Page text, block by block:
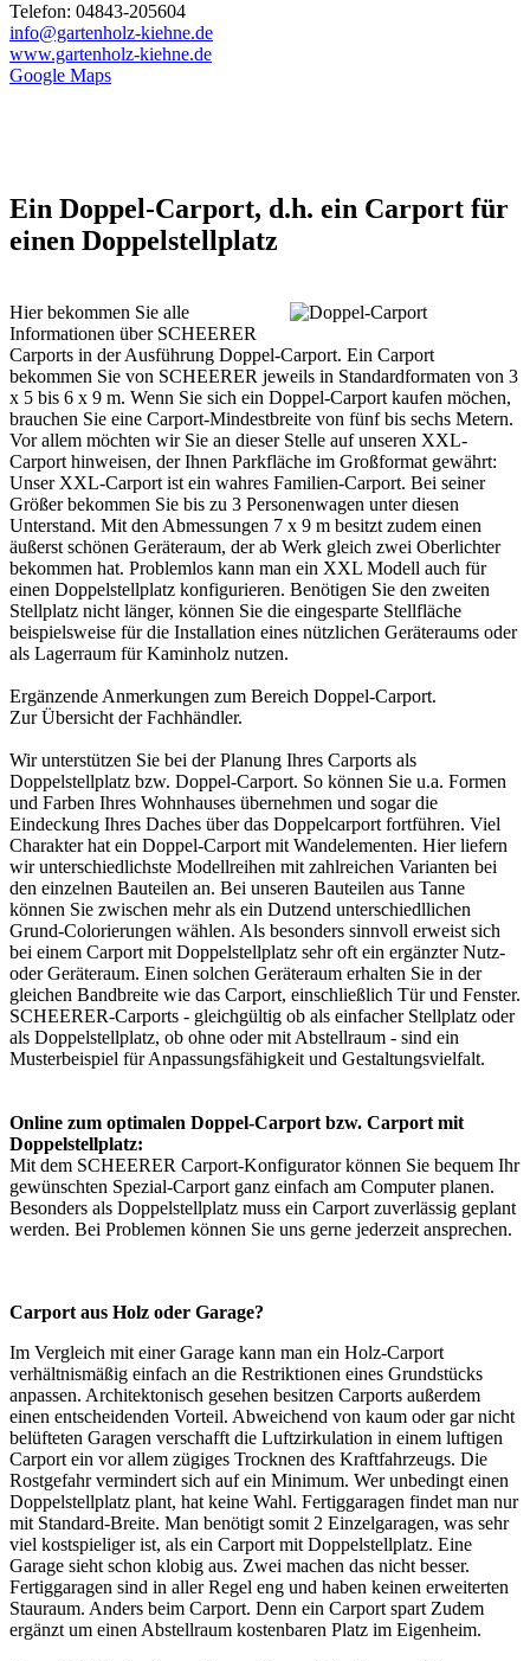
Telefon: 04843-205604
info@gartenholz-kiehne.de
www.gartenholz-kiehne.de
Google Maps
Ein Doppel-Carport, d.h. ein Carport für
einen Doppelstellplatz
Hier bekommen Sie alle
Informationen über SCHEERER
Carports in der Ausführung Doppel-Carport. Ein Carport
bekommen Sie von SCHEERER jeweils in Standardformaten von 3
x 5 bis 6 x 9 m. Wenn Sie sich ein Doppel-Carport kaufen möchen,
brauchen Sie eine Carport-Mindestbreite von fünf bis sechs Metern.
Vor allem möchten wir Sie an dieser Stelle auf unseren XXL-
Carport hinweisen, der Ihnen Parkfläche im Großformat gewährt:
Unser XXL-Carport ist ein wahres Familien-Carport. Bei seiner
Größer bekommen Sie bis zu 3 Personenwagen unter diesen
Unterstand. Mit den Abmessungen 7 x 9 m besitzt zudem einen
äußerst schönen Geräteraum, der ab Werk gleich zwei Oberlichter
bekommen hat. Problemlos kann man ein XXL Modell auch für
einen Doppelstellplatz konfigurieren. Benötigen Sie den zweiten
Stellplatz nicht länger, können Sie die eingesparte Stellfläche
beispielsweise für die Installation eines nützlichen Geräteraums oder
als Lagerraum für Kaminholz nutzen.
Ergänzende Anmerkungen zum Bereich Doppel-Carport.
Zur Übersicht derFachhändler.
Wir unterstützen Sie bei der Planung Ihres Carports als
Doppelstellplatz bzw. Doppel-Carport. So können Sie u.a. Formen
und Farben Ihres Wohnhauses übernehmen und sogar die
Eindeckung Ihres Daches über das Doppelcarport fortführen. Viel
Charakter hat ein Doppel-Carport mit Wandelementen. Hier liefern
wir unterschiedlichste Modellreihen mit zahlreichen Varianten bei
den einzelnen Bauteilen an. Bei unseren Bauteilen aus Tanne
können Sie zwischen mehr als ein Dutzend unterschiedllichen
Grund-Colorierungen wählen. Als besonders sinnvoll erweist sich
bei einem Carport mit Doppelstellplatz sehr oft ein ergänzter Nutz-
oder Geräteraum. Einen solchen Geräteraum erhalten Sie in der
gleichen Bandbreite wie das Carport, einschließlich Tür und Fenster.
SCHEERER-Carports - gleichgültig ob als einfacher Stellplatz oder
als Doppelstellplatz, ob ohne oder mit Abstellraum - sind ein
Musterbeispiel für Anpassungsfähigkeit und Gestaltungsvielfalt.
Online zum optimalen Doppel-Carport bzw. Carport mit
Doppelstellplatz:
Mit dem SCHEERER Carport-Konfiguratorkönnen Sie bequem Ihr
gewünschten Spezial-Carport ganz einfach am Computer planen.
Besonders als Doppelstellplatz muss ein Carport zuverlässig geplant
werden. Bei Problemen können Sie uns gerne jederzeit ansprechen.
Carport aus Holz oder Garage?
Im Vergleich mit einer Garage kann man ein Holz-Carport
verhältnismäßig einfach an die Restriktionen eines Grundstücks
anpassen. Architektonisch gesehen besitzen Carports außerdem
einen entscheidenden Vorteil. Abweichend von kaum oder gar nicht
belüfteten Garagen verschafft die Luftzirkulation in einem luftigen
Carport ein vor allem zügiges Trocknen des Kraftfahrzeugs. Die
Rostgefahr vermindert sich auf ein Minimum. Wer unbedingt einen
Doppelstellplatz plant, hat keine Wahl. Fertiggaragen findet man nur
mit Standard-Breite. Man benötigt somit 2 Einzelgaragen, was sehr
viel kostspieliger ist, als ein Carport mit Doppelstellplatz. Eine
Garage sieht schon klobig aus. Zwei machen das nicht besser.
Fertiggaragen sind in aller Regel eng und haben keinen erweiterten
Stauraum. Anders beim Carport. Denn ein Carport spart Zudem
ergänzt um einen Abstellraum kostenbaren Platz im Eigenheim.